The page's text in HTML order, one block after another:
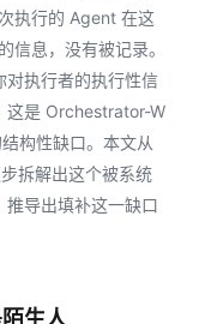
执行的 Agent 在这
息，没有被记录。
对执行者的执行性信
这是 Orchestrator-W
构性缺口。本文从
拆解出这个被系统
导出填补这一缺口
生人